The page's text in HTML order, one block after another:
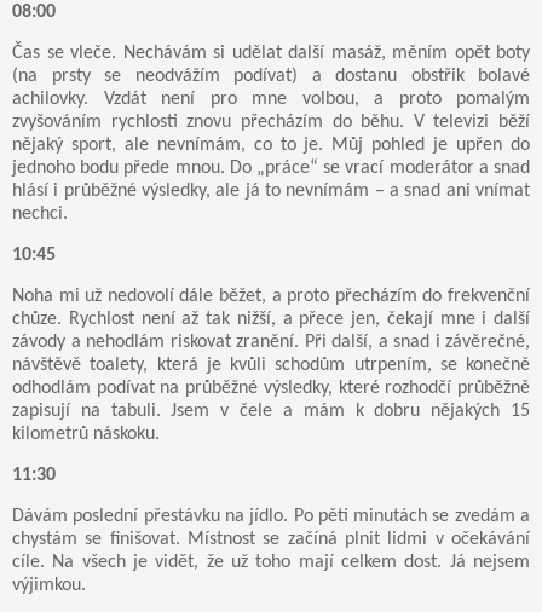
08:00
Čas se vleče. Nechávám si udělat další masáž, měním opět boty
(na prsty se neodvážím podívat) a dostanu obstřik bolavé
achilovky. Vzdát není pro mne volbou, a proto pomalým
zvyšováním rychlosti znovu přecházím do běhu. V televizi běží
nějaký sport, ale nevnímám, co to je. Můj pohled je upřen do
jednoho bodu přede mnou. Do „práce“ se vrací moderátor a snad
hlásí i průběžné výsledky, ale já to nevnímám – a snad ani vnímat
nechci.
10:45
Noha mi už nedovolí dále běžet, a proto přecházím do frekvenční
chůze. Rychlost není až tak nižší, a přece jen, čekají mne i další
závody a nehodlám riskovat zranění. Při další, a snad i závěrečné,
návštěvě toalety, která je kvůli schodům utrpením, se konečně
odhodlám podívat na průběžné výsledky, které rozhodčí průběžně
zapisují na tabuli. Jsem v čele a mám k dobru nějakých 15
kilometrů náskoku.
11:30
Dávám poslední přestávku na jídlo. Po pěti minutách se zvedám a
chystám se finišovat. Místnost se začíná plnit lidmi v očekávání
cíle. Na všech je vidět, že už toho mají celkem dost. Já nejsem
výjimkou.